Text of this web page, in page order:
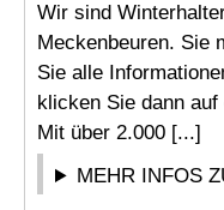
Wir sind
Meckenbeuren. Sie
Sie alle
klicken Sie dann
Mit über 2.000 [...]
MEHR INFOS